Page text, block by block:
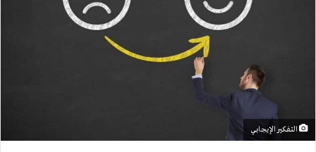
التفكير الإيجابي